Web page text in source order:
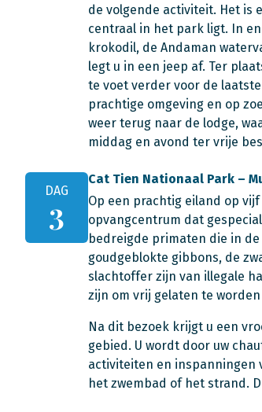
de volgende activiteit. Het is
centraal in het park ligt. In
krokodil, de Andaman
legt u in een jeep af. Ter
te voet verder voor de
prachtige omgeving en op
weer terug naar de lodge,
middag en avond ter vrije
DAG
3
Cat Tien Nationaal Park –
Op een prachtig eiland op
opvangcentrum dat
bedreigde primaten die in
goudgeblokte gibbons, de
slachtoffer zijn van illegale
zijn om vrij gelaten te
Na dit bezoek krijgt u een
gebied. U wordt door uw
activiteiten en inspanningen
het zwembad of het strand.